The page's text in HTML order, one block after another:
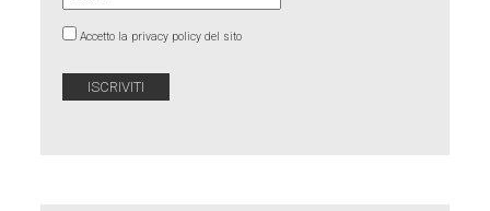
Accetto la privacy policy del sito